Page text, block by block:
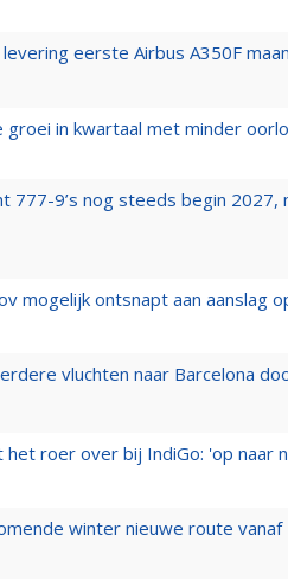
eerste Airbus A350F
groei in kwartaal met minder
777-9’s nog steeds begin 2027,
mogelijk ontsnapt aan aanslag
vluchten naar Barcelona
het roer over bij IndiGo: 'op naar
winter nieuwe route